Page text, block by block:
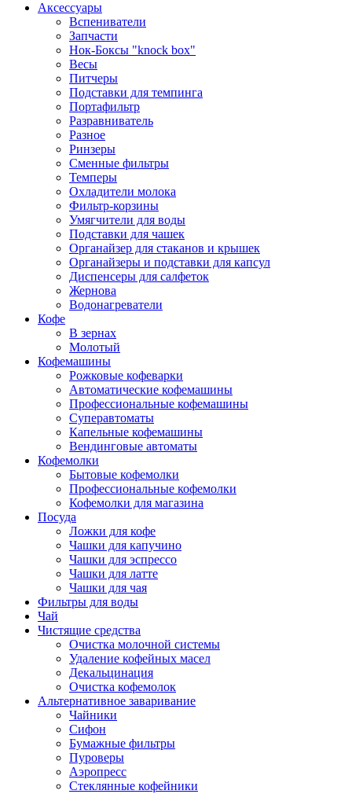
Аксессуары
Вспениватели
Запчасти
Нок-Боксы "knock box"
Весы
Питчеры
Подставки для темпинга
Портафильтр
Разравниватель
Разное
Ринзеры
Сменные фильтры
Темперы
Охладители молока
Фильтр-корзины
Умягчители для воды
Подставки для чашек
Органайзер для стаканов и крышек
Органайзеры и подставки для капсул
Диспенсеры для салфеток
Жернова
Водонагреватели
Кофе
В зернах
Молотый
Кофемашины
Рожковые кофеварки
Автоматические кофемашины
Профессиональные кофемашины
Суперавтоматы
Капельные кофемашины
Вендинговые автоматы
Кофемолки
Бытовые кофемолки
Профессиональные кофемолки
Кофемолки для магазина
Посуда
Ложки для кофе
Чашки для капучино
Чашки для эспрессо
Чашки для латте
Чашки для чая
Фильтры для воды
Чай
Чистящие средства
Очистка молочной системы
Удаление кофейных масел
Декальцинация
Очистка кофемолок
Альтернативное заваривание
Чайники
Сифон
Бумажные фильтры
Пуроверы
Аэропресс
Стеклянные кофейники